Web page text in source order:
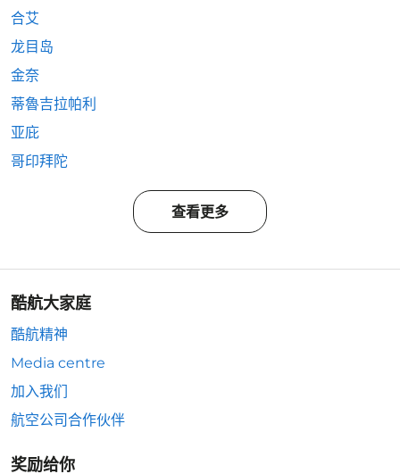
合艾
龙目岛
金奈
蒂魯吉拉帕利
亚庇
哥印拜陀
查看更多
酷航大家庭
酷航精神
Media centre
加入我们
航空公司合作伙伴
奖励给你